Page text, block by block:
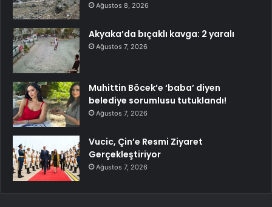
Ağustos 8, 2026
Akyaka’da bıçaklı kavga: 2 yaralı
Ağustos 7, 2026
Muhittin Böcek’e ‘baba’ diyen
belediye sorumlusu tutuklandı!
Ağustos 7, 2026
Vucic, Çin’e Resmi Ziyaret
Gerçekleştiriyor
Ağustos 7, 2026